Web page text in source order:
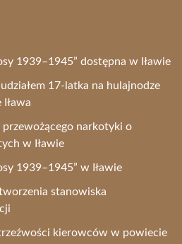
1939–1945” dostępna w Iławie
17-latka na hulajnodze
narkotyki o
w Iławie
1939–1945” w Iławie
stanowiska
kierowców w powiecie